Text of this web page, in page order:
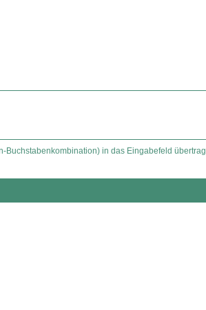
Buchstabenkombination) in das Eingabefeld